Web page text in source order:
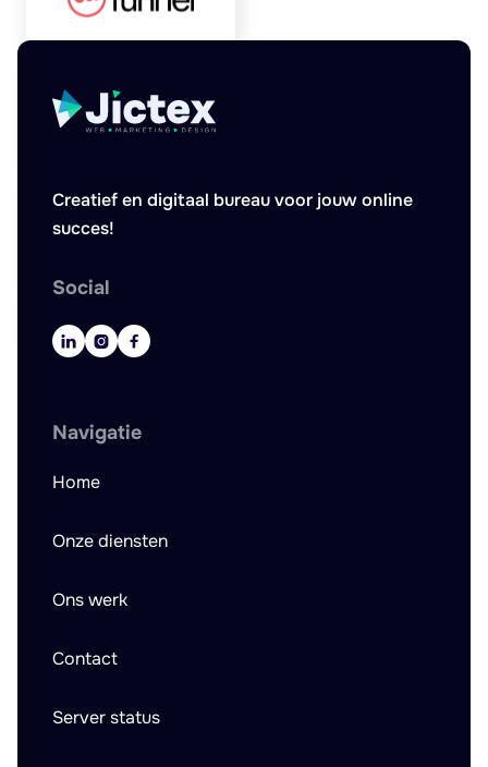
Creatief en digitaal bureau voor jouw online
succes!
Social
  
Navigatie
Home
Onze diensten
Ons werk
Contact
Server status